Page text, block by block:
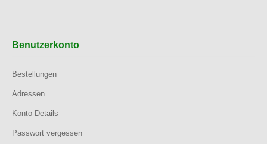
Benutzerkonto
Bestellungen
Adressen
Konto-Details
Passwort vergessen